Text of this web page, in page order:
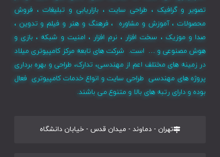
تصویر و گرافیک ، طراحی سایت ، بازاریابی و تبلیغات ، فروش
محصولات ، آموزش و مشاوره ، فرهنگ و هنر و فیلم و تدوین ،
صدا و موزیک ، سخت افزار ، نرم افزار ، امنیت و شبکه ، بازی و
هوش مصنوعی و … است. شرکت های تابعه مرکز کامپیوتری میلاد
در زمینه های مختلف اعم از مهندسی، تدارک، طراحی و بهره برداری
پروژه های مهندسی طراحی سایت و انواع خدمات کامپیوتری فعال
بوده و دارای رتبه های بالا و متنوع می باشند.
تهران - دماوند - میدان قدس - خیابان دانشگاه